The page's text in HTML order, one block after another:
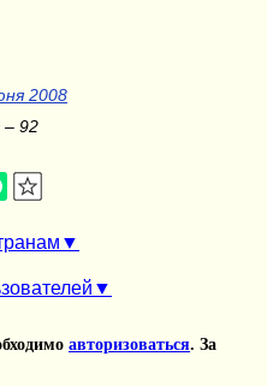
2008
– 92
авторизоваться. За